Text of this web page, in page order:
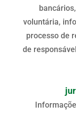
voluntária,
processo de
de